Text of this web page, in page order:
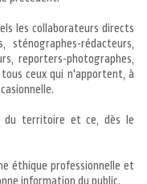
les collaborateurs directs
rédacteurs,
reporters-photographes,
ceux qui n'apportent, à
du territoire et ce, dès le
éthique professionnelle et
information du public.